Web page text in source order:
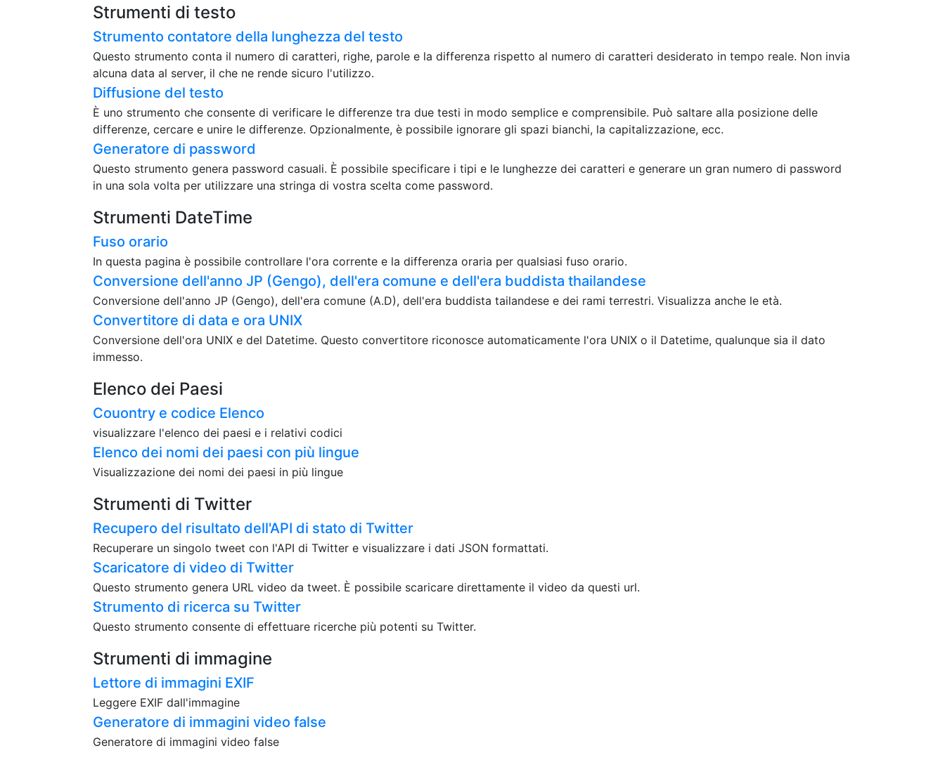
Strumenti di testo
Strumento contatore della lunghezza del testo
Questo strumento conta il numero di caratteri, righe, parole e la differenza rispetto al numero di caratteri desiderato in tempo reale. Non invia
alcuna data al server, il che ne rende sicuro l'utilizzo.
Diffusione del testo
È uno strumento che consente di verificare le differenze tra due testi in modo semplice e comprensibile. Può saltare alla posizione delle
differenze, cercare e unire le differenze. Opzionalmente, è possibile ignorare gli spazi bianchi, la capitalizzazione, ecc.
Generatore di password
Questo strumento genera password casuali. È possibile specificare i tipi e le lunghezze dei caratteri e generare un gran numero di password
in una sola volta per utilizzare una stringa di vostra scelta come password.
Strumenti DateTime
Fuso orario
In questa pagina è possibile controllare l'ora corrente e la differenza oraria per qualsiasi fuso orario.
Conversione dell'anno JP (Gengo), dell'era comune e dell'era buddista thailandese
Conversione dell'anno JP (Gengo), dell'era comune (A.D), dell'era buddista tailandese e dei rami terrestri. Visualizza anche le età.
Convertitore di data e ora UNIX
Conversione dell'ora UNIX e del Datetime. Questo convertitore riconosce automaticamente l'ora UNIX o il Datetime, qualunque sia il dato
immesso.
Elenco dei Paesi
Couontry e codice Elenco
visualizzare l'elenco dei paesi e i relativi codici
Elenco dei nomi dei paesi con più lingue
Visualizzazione dei nomi dei paesi in più lingue
Strumenti di Twitter
Recupero del risultato dell'API di stato di Twitter
Recuperare un singolo tweet con l'API di Twitter e visualizzare i dati JSON formattati.
Scaricatore di video di Twitter
Questo strumento genera URL video da tweet. È possibile scaricare direttamente il video da questi url.
Strumento di ricerca su Twitter
Questo strumento consente di effettuare ricerche più potenti su Twitter.
Strumenti di immagine
Lettore di immagini EXIF
Leggere EXIF dall'immagine
Generatore di immagini video false
Generatore di immagini video false